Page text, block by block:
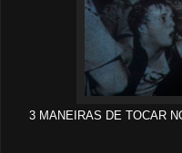
3 MANEIRAS DE TOCAR